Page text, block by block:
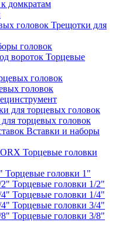
домкратам
Трещотки для
головок
Торцевые
головок
торцевых головок
Вставки и наборы
Торцевые головки
Торцевые головки 1"
Торцевые головки 1/2"
Торцевые головки 1/4"
Торцевые головки 3/4"
Торцевые головки 3/8"